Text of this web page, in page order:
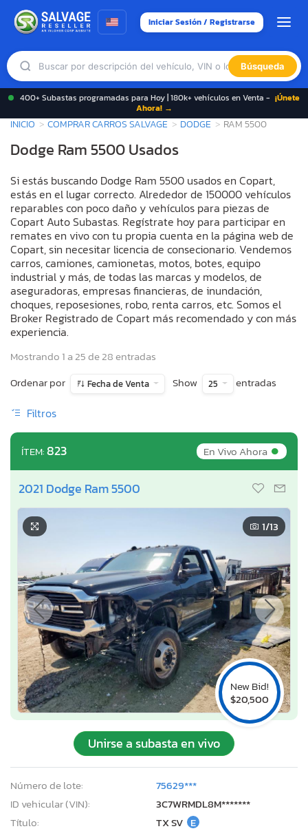
Iniciar Sesión / Registrarse
Búsqueda
400+ Subastas programadas para Hoy | 180k+ vehículos en Venta - ¡Únete
Ahora! →
INICIO COMPRAR CARROS SALVAGE DODGE RAM 5500
Dodge Ram 5500 Usados
Si estás buscando Dodge Ram 5500 usados en Copart,
estás en el lugar correcto. Alrededor de 150000 vehículos
reparables con poco daño y vehículos para piezas de
Copart Auto Subastas. Regístrate hoy para participar en
remates en vivo con tu propia cuenta en la página web de
Copart, sin necesitar licencia de consecionario. Vendemos
carros, camiones, camionetas, motos, botes, equipo
industrial y más, de todas las marcas y modelos, de
aseguradoras, empresas financieras, de inundación,
choques, reposesiones, robo, renta carros, etc. Somos el
Broker Registrado de Copart más recomendado y con más
experiencia.
Mostrando 1 a 25 de 28 entradas
Ordenar por
Fecha de Venta Show 25 entradas
Filtros
ÍTEM:823 En Vivo Ahora •
2021 Dodge Ram 5500
New Bid!
$20,500
1/13
Unirse a subasta en vivo
Número de lote:
75629***
ID vehicular (VIN):
3C7WRMDL8M*******
Título:
TX SV E